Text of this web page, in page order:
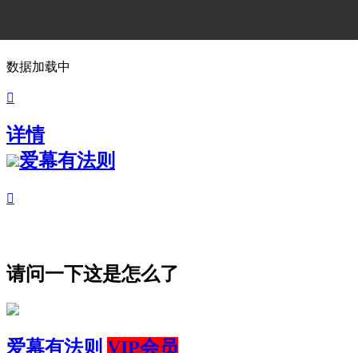
数据加载中

详情
爱幕有法则

请问一下这是怎么了
爱幕有法则 VIP会员